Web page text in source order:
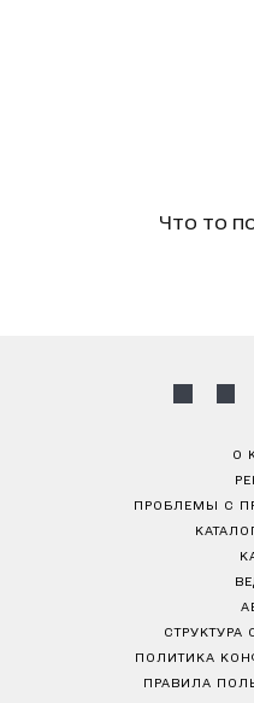
Что то
О
ПРОБЛЕМЫ С
СТРУКТУРА
ПОЛИТИКА
ПРАВИЛА